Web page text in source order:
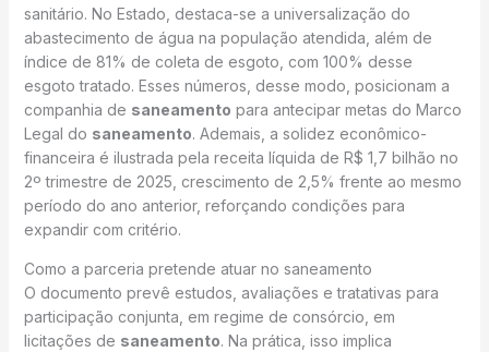
sanitário. No Estado, destaca-se a universalização do
abastecimento de água na população atendida, além de
índice de 81% de coleta de esgoto, com 100% desse
esgoto tratado. Esses números, desse modo, posicionam a
companhia de saneamento para antecipar metas do Marco
Legal do saneamento. Ademais, a solidez econômico-
financeira é ilustrada pela receita líquida de R$ 1,7 bilhão no
2º trimestre de 2025, crescimento de 2,5% frente ao mesmo
período do ano anterior, reforçando condições para
expandir com critério.
Como a parceria pretende atuar no saneamento
O documento prevê estudos, avaliações e tratativas para
participação conjunta, em regime de consórcio, em
licitações de saneamento. Na prática, isso implica